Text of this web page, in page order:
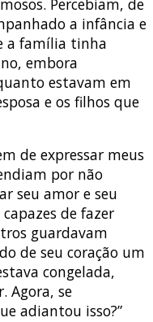
a infância e
a família tinha
embora
estavam em
e os filhos que
de expressar meus
por não
seu amor e seu
de fazer
guardavam
de seu coração um
congelada,
Agora, se
adiantou isso?”